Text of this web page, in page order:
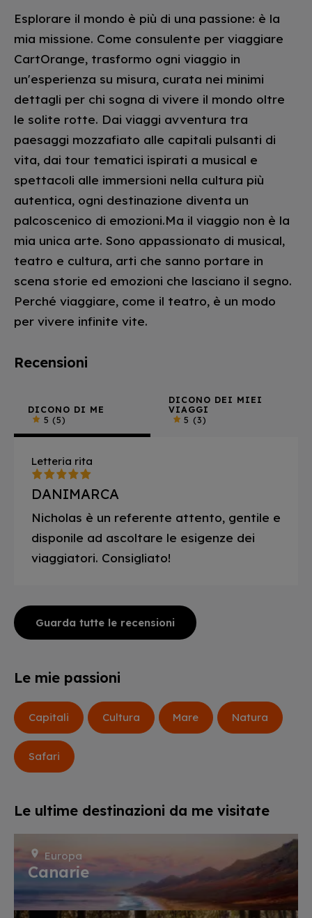
Esplorare il mondo è più di una passione: è la
mia missione. Come consulente per viaggiare
CartOrange, trasformo ogni viaggio in
un'esperienza su misura, curata nei minimi
dettagli per chi sogna di vivere il mondo oltre
le solite rotte. Dai viaggi avventura tra
paesaggi mozzafiato alle capitali pulsanti di
vita, dai tour tematici ispirati a musical e
spettacoli alle immersioni nella cultura più
autentica, ogni destinazione diventa un
palcoscenico di emozioni.Ma il viaggio non è la
mia unica arte. Sono appassionato di musical,
teatro e cultura, arti che sanno portare in
scena storie ed emozioni che lasciano il segno.
Perché viaggiare, come il teatro, è un modo
per vivere infinite vite.
Recensioni
DICONO DI ME
5 (5)
DICONO DEI MIEI
VIAGGI
5 (3)
Letteria rita
DANIMARCA
Nicholas è un referente attento, gentile e
disponile ad ascoltare le esigenze dei
viaggiatori. Consigliato!
Guarda tutte le recensioni
Le mie passioni
Capitali Cultura Mare Natura
Safari
Le ultime destinazioni da me visitate
Europa
Canarie